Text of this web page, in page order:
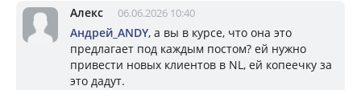
Алекс 06.06.2026 10:40
Андрей_ANDY, а вы в курсе, что она это
предлагает под каждым постом? ей нужно
привести новых клиентов в NL, ей копеечку за
это дадут.